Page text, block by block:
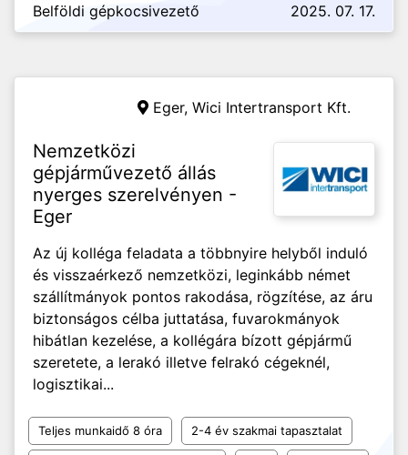
Belföldi gépkocsivezető 2025. 07. 17.
Eger, Wici Intertransport Kft.
Nemzetközi
gépjárművezető állás
nyerges szerelvényen -
Eger
Az új kolléga feladata a többnyire helyből induló
és visszaérkező nemzetközi, leginkább német
szállítmányok pontos rakodása, rögzítése, az áru
biztonságos célba juttatása, fuvarokmányok
hibátlan kezelése, a kollégára bízott gépjármű
szeretete, a lerakó illetve felrakó cégeknél,
logisztikai...
Teljes munkaidő 8 óra 2-4 év szakmai tapasztalat